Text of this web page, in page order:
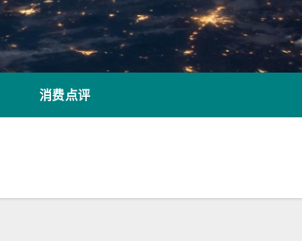
消费点评